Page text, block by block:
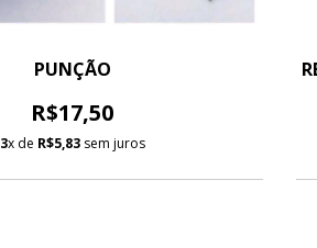
PUNÇÃO
R$17,50
3x de R$5,83sem juros